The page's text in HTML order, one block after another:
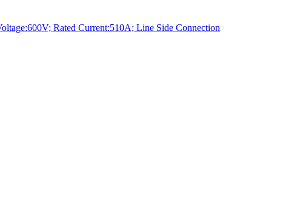
Rated Current:510A; Line Side Connection